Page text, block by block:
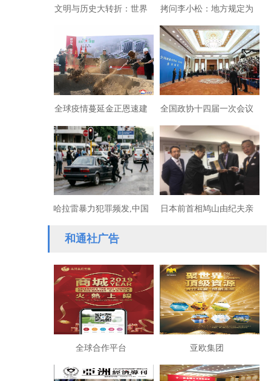
文明与历史大转折：世界
文明起源于湖南
拷问李小松：地方规定为
何背离中央精神与习主席
中医思想
全球疫情蔓延金正恩速建
最大爱民医院
全国政协十四届一次会议
开幕
哈拉雷暴力犯罪频发,中国
使馆发布安全防范通告
日本前首相鸠山由纪夫亲
和通社广告
全球合作平台 亚欧集团